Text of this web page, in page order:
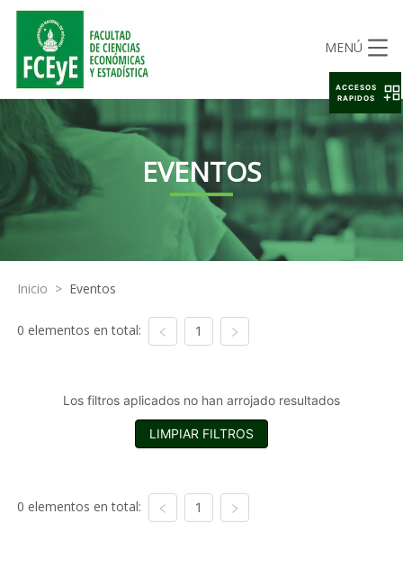
MENÚ
EVENTOS
Inicio > Eventos
0 elementos en total: 1
Los filtros aplicados no han arrojado resultados
LIMPIAR FILTROS
0 elementos en total: 1
ACCESOS
RAPIDOS